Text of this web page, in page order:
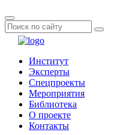
Институт
Эксперты
Спецпроекты
Мероприятия
Библиотека
О проекте
Контакты